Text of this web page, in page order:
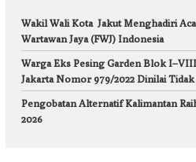
Wakil Wali Kota Jakut Menghadiri
Wartawan Jaya (FWJ) Indonesia
Warga Eks Pesing Garden Blok
Jakarta Nomor 979/2022 Dinilai
Pengobatan Alternatif Kalimantan
2026